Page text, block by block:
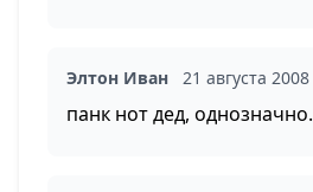
Элтон Иван 21 августа 2008
панк нот дед, однозначно.